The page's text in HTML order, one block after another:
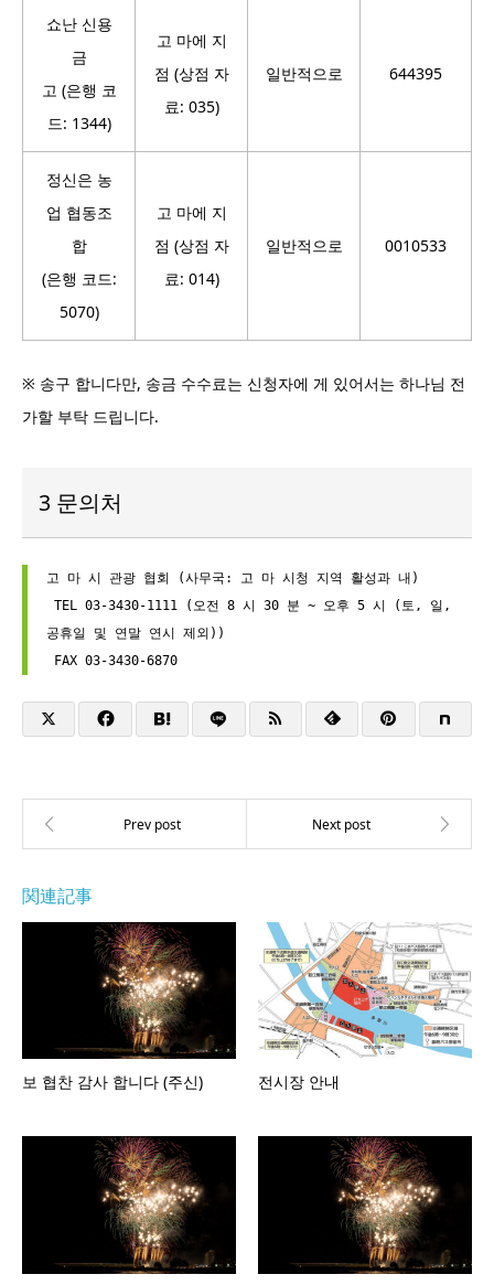
쇼난 신용
금
고 (은행 코
드: 1344)
고 마에 지
점 (상점 자
료: 035)
일반적으로 644395
정신은 농
업 협동조
합
(은행 코드:
5070)
고 마에 지
점 (상점 자
료: 014)
일반적으로 0010533
※ 송구 합니다만, 송금 수수료는 신청자에 게 있어서는 하나님 전
가할 부탁 드립니다.
3 문의처
고 마 시 관광 협회 (사무국: 고 마 시청 지역 활성과 내)
공휴일 및 연말 연시 제외))
FAX 03-3430-6870
関連記事
보 협찬 감사 합니다 (주신) 전시장 안내